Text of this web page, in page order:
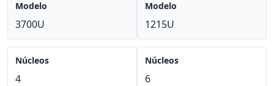
Modelo
3700U
Núcleos
4
Modelo
1215U
Núcleos
6